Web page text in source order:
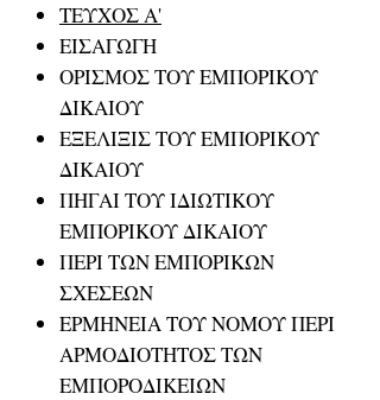
ΤΕΥΧΟΣ Α'
ΕΙΣΑΓΩΓΗ
ΟΡΙΣΜΟΣ ΤΟΥ ΕΜΠΟΡΙΚΟΥ
ΔΙΚΑΙΟΥ
ΕΞΕΛΙΞΙΣ ΤΟΥ ΕΜΠΟΡΙΚΟΥ
ΔΙΚΑΙΟΥ
ΠΗΓΑΙ ΤΟΥ ΙΔΙΩΤΙΚΟΥ
ΕΜΠΟΡΙΚΟΥ ΔΙΚΑΙΟΥ
ΠΕΡΙ ΤΩΝ ΕΜΠΟΡΙΚΩΝ
ΣΧΕΣΕΩΝ
ΕΡΜΗΝΕΙΑ ΤΟΥ ΝΟΜΟΥ ΠΕΡΙ
ΑΡΜΟΔΙΟΤΗΤΟΣ ΤΩΝ
ΕΜΠΟΡΟΔΙΚΕΙΩΝ